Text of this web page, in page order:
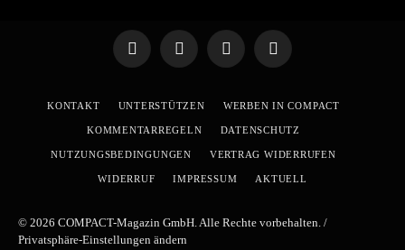
TelegramWhatsApp
X
YouTube
KONTAKT UNTERSTÜTZEN WERBEN IN COMPACT
KOMMENTARREGELN DATENSCHUTZ
NUTZUNGSBEDINGUNGEN VERTRAG WIDERRUFEN
WIDERRUF IMPRESSUM AKTUELL
© 2026 COMPACT-Magazin GmbH. Alle Rechte vorbehalten. /
Privatsphäre-Einstellungen ändern